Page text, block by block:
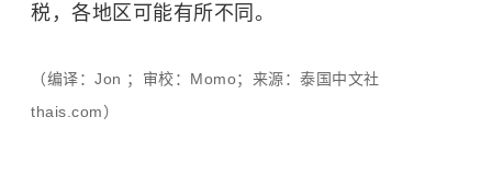
税，各地区可能有所不同。
（编译：Jon ；审校：Momo；来源：泰国中文社
thais.com）